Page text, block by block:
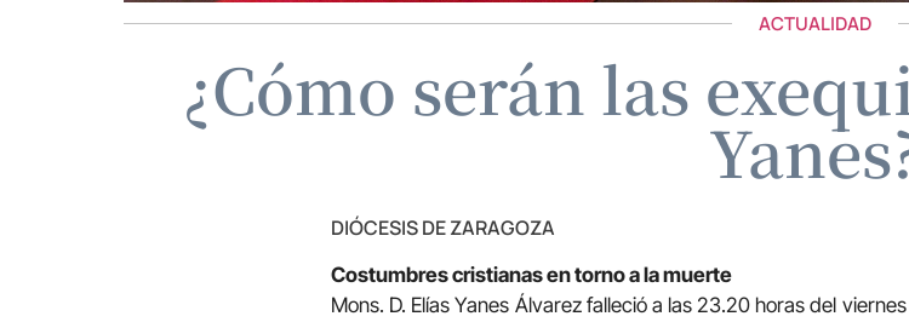
ACTUALIDAD
¿Cómo serán las
DIÓCESIS DE ZARAGOZA
Costumbres cristianas en torno a la muerte
Mons. D. Elías Yanes Álvarez falleció a las 23.20 horas del